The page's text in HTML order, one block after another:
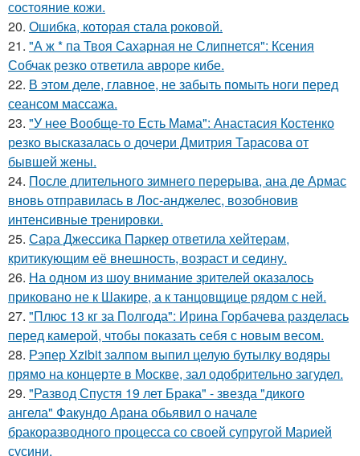
состояние кожи.
20. Ошибка, которая стала роковой.
21. "А ж * па Твоя Сахарная не Слипнется": Ксения
Собчак резко ответила авроре кибе.
22. В этом деле, главное, не забыть помыть ноги перед
сеансом массажа.
23. "У нее Вообще-то Есть Мама": Анастасия Костенко
резко высказалась о дочери Дмитрия Тарасова от
бывшей жены.
24. После длительного зимнего перерыва, ана де Армас
вновь отправилась в Лос-анджелес, возобновив
интенсивные тренировки.
25. Сара Джессика Паркер ответила хейтерам,
критикующим её внешность, возраст и седину.
26. На одном из шоу внимание зрителей оказалось
приковано не к Шакире, а к танцовщице рядом с ней.
27. "Плюс 13 кг за Полгода": Ирина Горбачева разделась
перед камерой, чтобы показать себя с новым весом.
28. Рэпер Xzibit залпом выпил целую бутылку водяры
прямо на концерте в Москве, зал одобрительно загудел.
29. "Развод Спустя 19 лет Брака" - звезда "дикого
ангела" Факундо Арана обьявил о начале
бракоразводного процесса со своей супругой Марией
сусини.